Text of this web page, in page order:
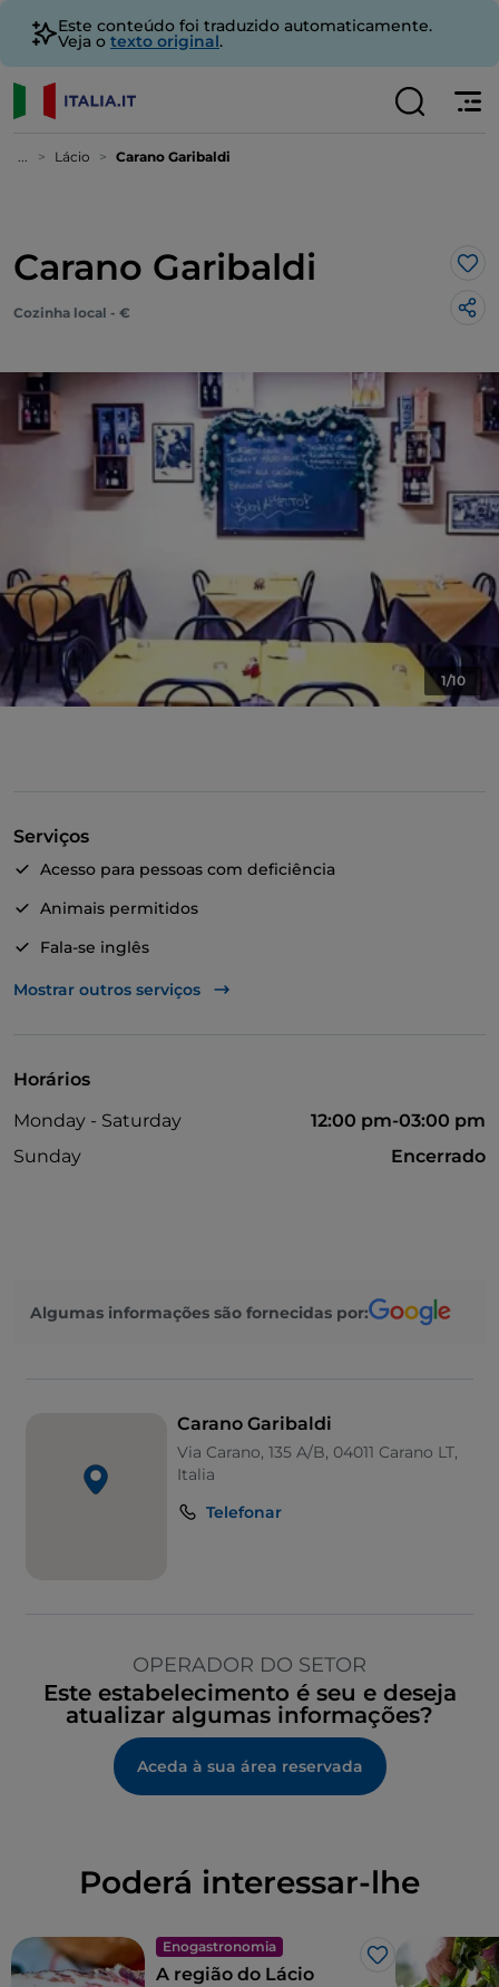
Este conteúdo foi traduzido automaticamente.
Veja o texto original.
... Lácio Carano Garibaldi
Carano Garibaldi
Cozinha local - €
1/10
Serviços
Acesso para pessoas com deficiência
Animais permitidos
Fala-se inglês
Wi-Fi
Mostrar outros serviços
Horários
Monday - Saturday
12:00 pm-03:00 pm
Sunday
Encerrado
Algumas informações são fornecidas por:
Carano Garibaldi
Via Carano, 135 A/B, 04011 Carano LT,
Italia
Telefonar
OPERADOR DO SETOR
Este estabelecimento é seu e deseja
atualizar algumas informações?
Aceda à sua área reservada
Poderá interessar-lhe
Enogastronomia
Gosto
A região do Lácio